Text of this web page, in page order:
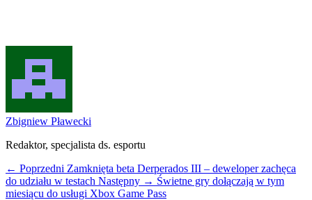
Zbigniew Pławecki
Redaktor, specjalista ds. esportu
← Poprzedni Zamknięta beta Derperados III – deweloper zachęca
do udziału w testach Następny → Świetne gry dołączają w tym
miesiącu do usługi Xbox Game Pass